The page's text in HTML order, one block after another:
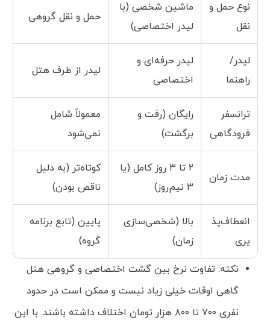
نوع حمل و
نقل
ماشین شخصی (با
لیدر اختصاصی)
حمل و نقل گروهی
لیدر/
راهنما
لیدر حرفه‌ای و
اختصاصی
لیدر از طرف هتل
ترانسفر
فرودگاهی
رایگان (رفت و
برگشت)
معمولاً شامل
نمی‌شود
مدت زمان
۲ تا ۳ روز کامل (یا
۳ نیم‌روز)
کوتاه‌تر (به دلیل
ناقص بودن)
انعطاف‌پذ
یری
بالا (شخصی‌سازی
زمان)
پایین (تابع برنامه
گروه)
نکته: تفاوت نرخ بین گشت اختصاصی و گروهی هتل
گاهی اوقات خیلی زیاد نیست و ممکن است در حدود
نفری ۷۰۰ تا ۸۰۰ هزار تومان اختلاف داشته باشند. با این